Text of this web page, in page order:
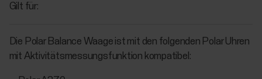
Gilt für:
Die Polar Balance Waage ist mit den folgenden Polar Uhren
mit Aktivitätsmessungsfunktion kompatibel: